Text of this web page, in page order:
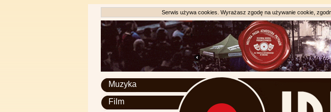
Serwis używa cookies. Wyrażasz zgodę na używanie cookie,
Muzyka
Film